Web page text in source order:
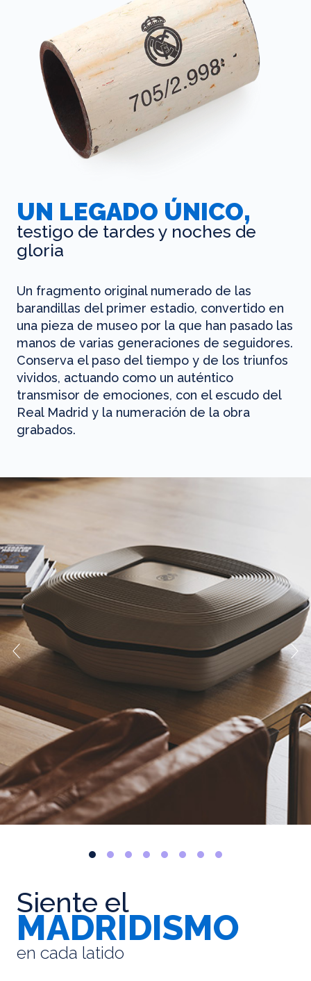
UN LEGADO ÚNICO,
testigo de tardes y noches de
gloria
Un fragmento original numerado de las
barandillas del primer estadio, convertido en
una pieza de museo por la que han pasado las
manos de varias generaciones de seguidores.
Conserva el paso del tiempo y de los triunfos
vividos, actuando como un auténtico
transmisor de emociones, con el escudo del
Real Madrid y la numeración de la obra
grabados.
Siente el
MADRIDISMO
en cada latido